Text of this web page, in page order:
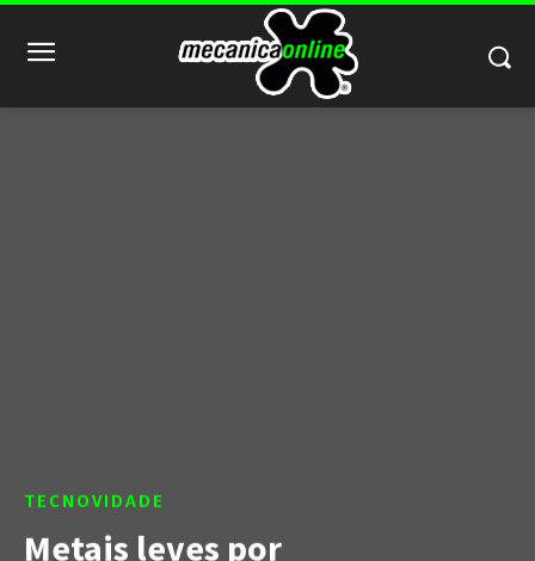
TECNOVIDADE
Metais leves por